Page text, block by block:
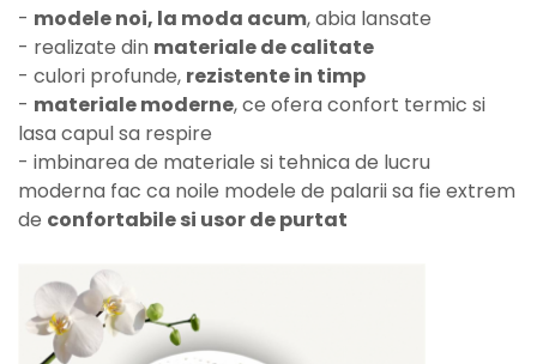
- modele noi, la moda acum, abia lansate
- realizate din materiale de calitate
- culori profunde, rezistente in timp
- materiale moderne, ce ofera confort termic si
lasa capul sa respire
- imbinarea de materiale si tehnica de lucru
moderna fac ca noile modele de palarii sa fie extrem
de confortabile si usor de purtat